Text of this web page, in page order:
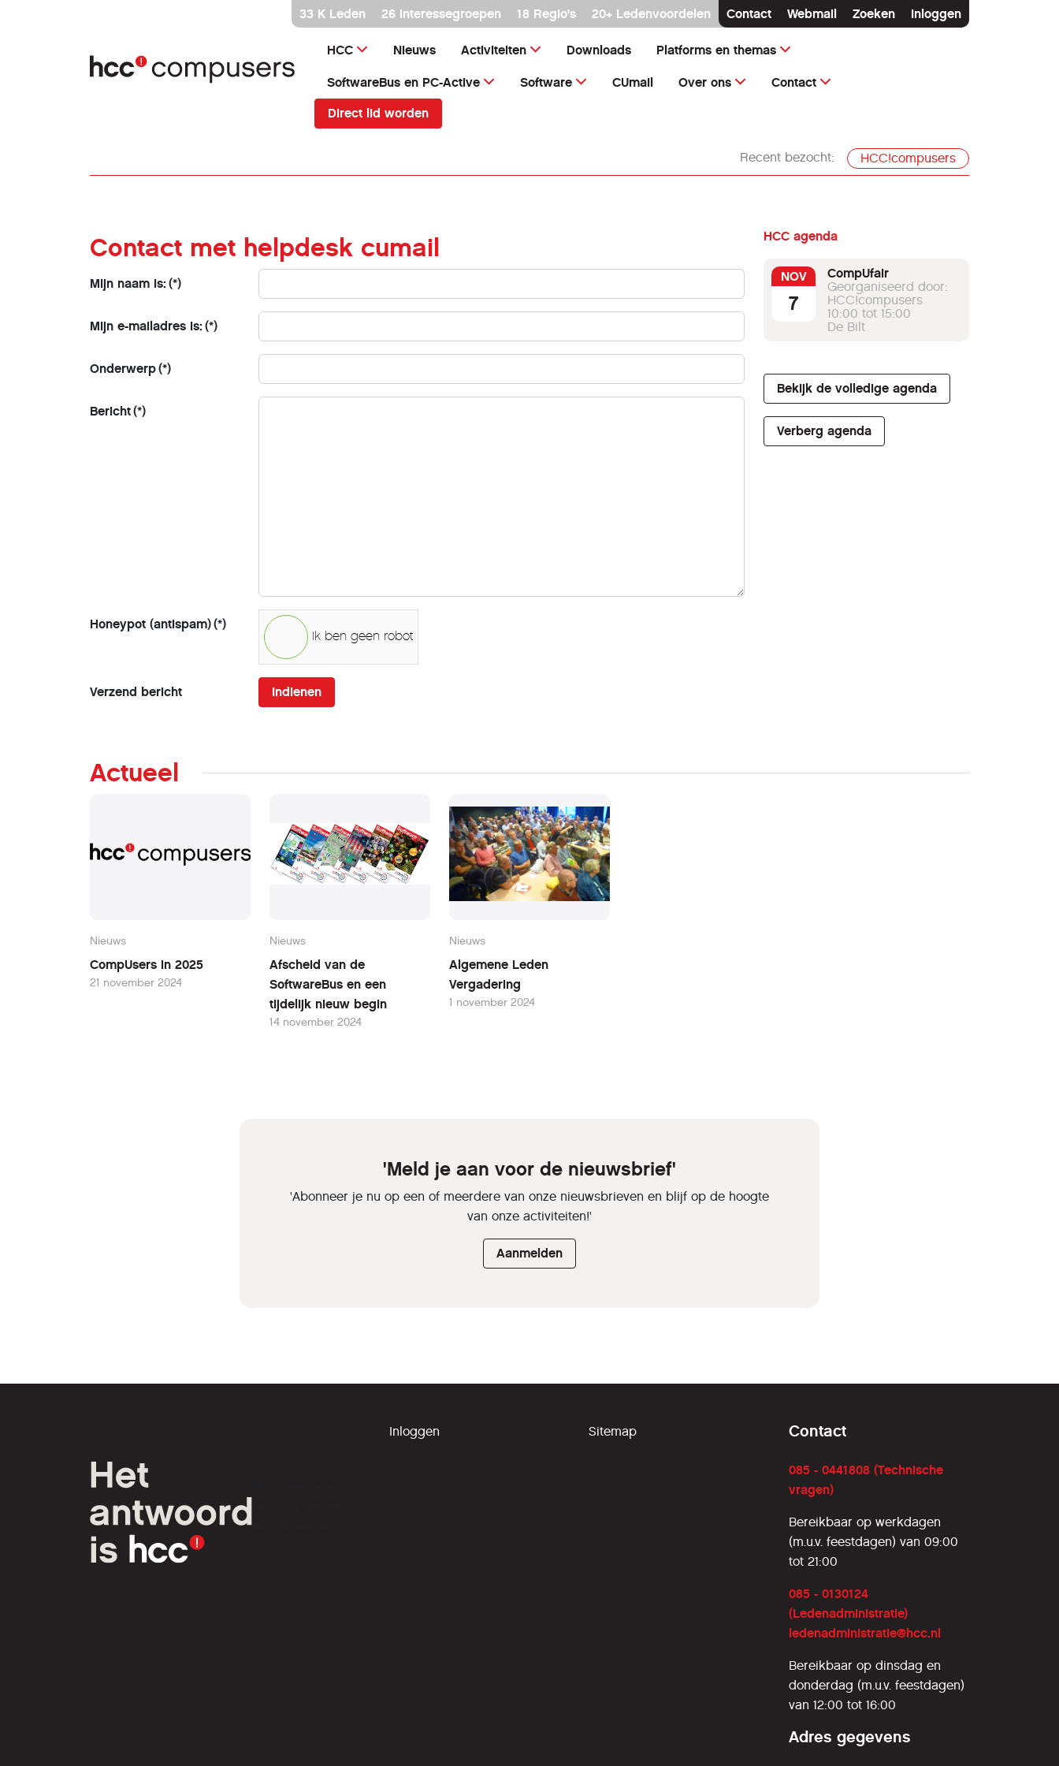
inhoud
33 K Leden 26 interessegroepen 18 Regio's 20+ Ledenvoordelen Contact Webmail Zoeken Inloggen
HCC Nieuws Activiteiten Downloads Platforms en themas
SoftwareBus en PC-Active Software CUmail Over ons Contact
Direct lid worden
Recent bezocht: HCC!compusers
Contact met helpdesk cumail
Mijn naam is:(*)
Mijn e-mailadres is:(*)
Onderwerp(*)
Bericht(*)
Honeypot (antispam)(*)
Ik ben geen robot
Verzend bericht Indienen
HCC agenda
NOV
7
CompUfair
Georganiseerd door:
HCC!compusers
10:00 tot 15:00
De Bilt
Bekijk de volledige agenda
Verberg agenda
Actueel
Nieuws
CompUsers in 2025
21 november 2024
Nieuws
Afscheid van de
SoftwareBus en een
tijdelijk nieuw begin
14 november 2024
Nieuws
Algemene Leden
Vergadering
1 november 2024
'Meld je aan voor de nieuwsbrief'
'Abonneer je nu op een of meerdere van onze nieuwsbrieven en blijf op de hoogte
van onze activiteiten!'
Aanmelden
tech-liefhebbers.
Inloggen Sitemap Contact
085 - 0441808 (Technische
vragen)
Bereikbaar op werkdagen
(m.u.v. feestdagen) van 09:00
tot 21:00
085 - 0130124
(Ledenadministratie)
ledenadministratie@hcc.nl
Bereikbaar op dinsdag en
donderdag (m.u.v. feestdagen)
van 12:00 tot 16:00
Adres gegevens